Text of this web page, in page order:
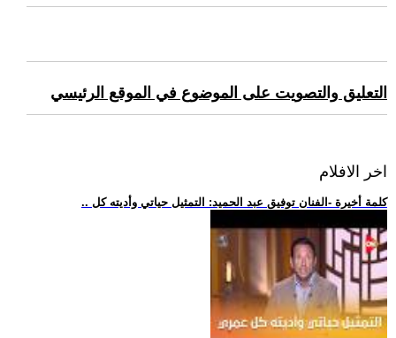
التعليق والتصويت على الموضوع في الموقع الرئيسي
اخر الافلام
.. كلمة أخيرة -الفنان توفيق عبد الحميد: التمثيل حياتي وأديته كل